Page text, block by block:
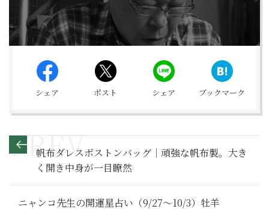
シェア ポスト シェア ブックマーク
帆布ダレスボストンバッグ｜頑強な帆布製。大き
く開き中身が一目瞭然
ニャンコ先生の開運星占い（9/27～10/3）牡羊